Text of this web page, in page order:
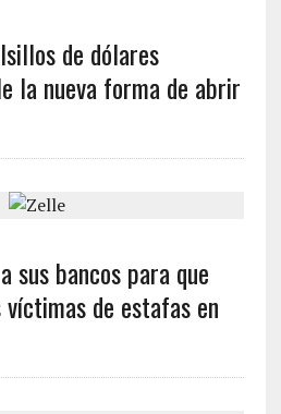
de dólares
la nueva forma de abrir
sus bancos para que
de estafas en